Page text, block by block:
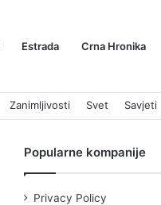
Estrada Crna Hronika
Zanimljivosti Svet Savjeti
Popularne kompanije
Privacy Policy